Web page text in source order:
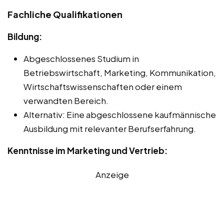
Fachliche Qualifikationen
Bildung:
Abgeschlossenes Studium in
Betriebswirtschaft, Marketing, Kommunikation,
Wirtschaftswissenschaften oder einem
verwandten Bereich.
Alternativ: Eine abgeschlossene kaufmännische
Ausbildung mit relevanter Berufserfahrung.
Kenntnisse im Marketing und Vertrieb:
Anzeige